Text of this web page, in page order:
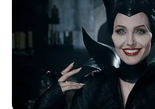
Η ανταπόκριση της
Χαλκίδας ήταν ακαριαία,